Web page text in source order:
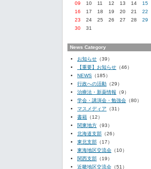
09
10 11 12 13 14
15
16
17 18 19 20 21
22
23
24 25 26 27 28
29
30
31
News Category
お知らせ （39）
【重要】お知らせ （46）
NEWS （185）
行政への活動 （29）
治療法・新薬情報 （9）
学会・講演会・勉強会 （80）
マスメディア （31）
書籍 （12）
関東地方 （93）
北海道支部 （26）
東北支部 （17）
東海地区交流会 （10）
関西支部 （19）
近畿地区交流会 （51）